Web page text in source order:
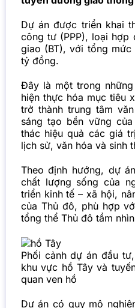
Dự án được triển khai
công tư (PPP), loại hợp
giao (BT), với tổng mức
tỷ đồng.
Đây là một trong
hiện thực hóa mục tiêu
trở thành trung tâm
sáng tạo bền vững
thác hiệu quả các giá
lịch sử, văn hóa và sinh
Theo định hướng, dự
chất lượng sống của
triển kinh tế – xã hội,
của Thủ đô, phù hợp
tổng thể Thủ đô tầm
Phối cảnh dự án đầu
khu vực hồ Tây và
quan ven hồ
Dự án có quy mô